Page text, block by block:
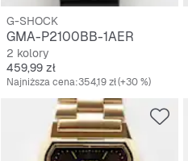
G-SHOCK
GMA-P2100BB-1AER
2 kolory
Cena
459,99 zł
Najniższa cena:354,19 zł(+30 %)